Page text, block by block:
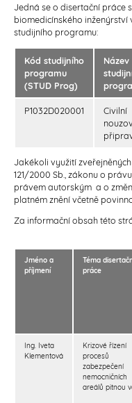
Jedná se o disertační práce
biomedicínského
studijního programu:
Kód studijního
programu
(STUD Prog)
Název
P1032D020001
Civilní
Jakékoli využití
121/2000 Sb., zákonu o
právem autorským a o
platném znění včetně
Za informační obsah této
Jméno a
příjmení
Téma
práce
Ing. Iveta
Klementová
Krizové řízení
procesů
zabezpečení
nemocničních
areálů pitnou